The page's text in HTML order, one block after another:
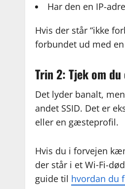
Har den en IP-
Hvis der står “ikke
forbundet ud med
Trin 2: Tjek om
Det lyder banalt,
andet SSID. Det er
eller en gæsteprofil.
Hvis du i forvejen
der står i et Wi‑Fi-
guide til hvordan du